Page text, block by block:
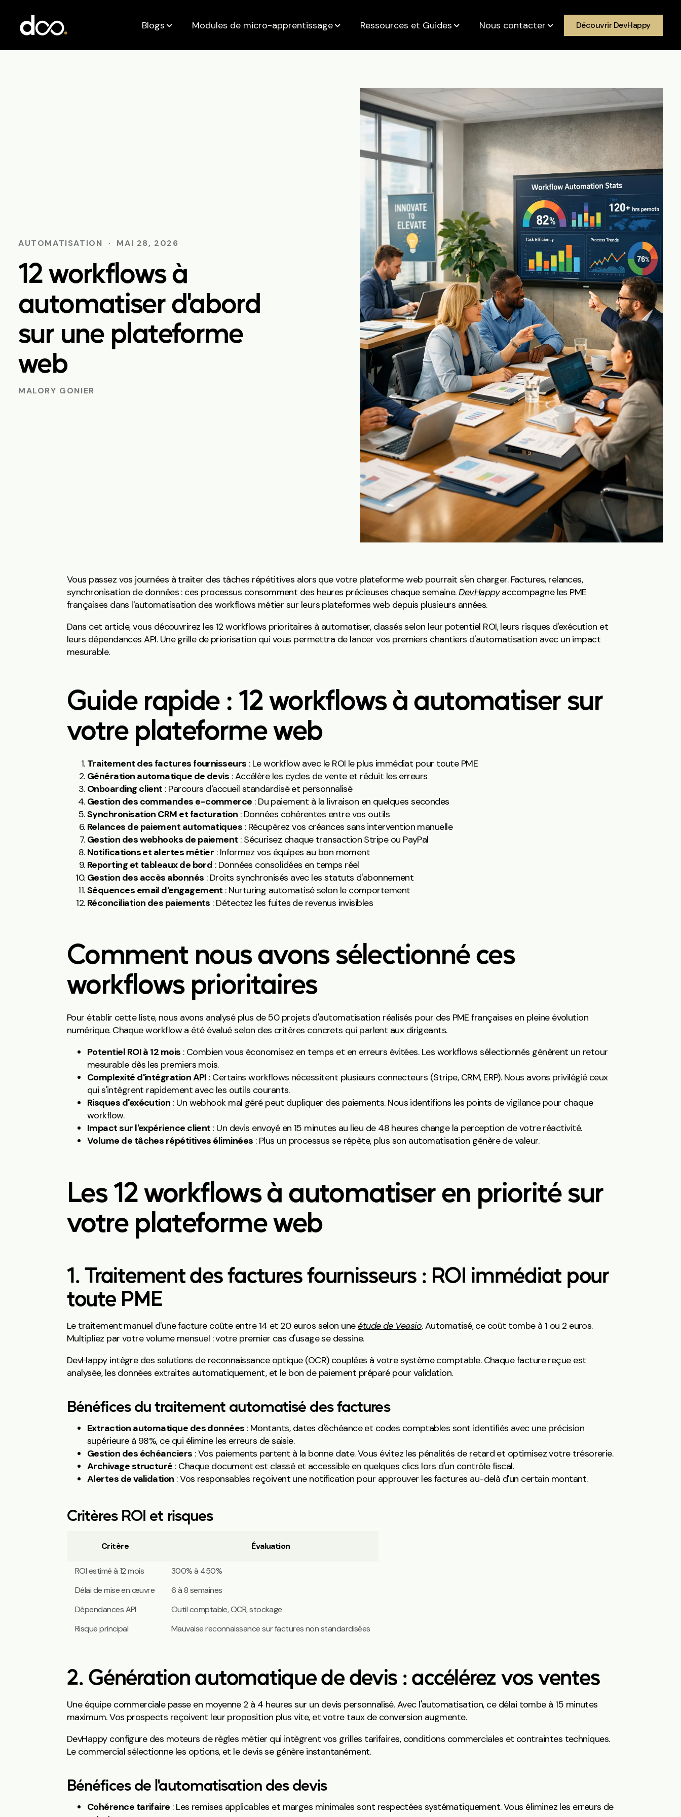
Blogs Modules de micro-apprentissage Ressources et Guides Nous contacter Découvrir DevHappy
AUTOMATISATION · MAI 28, 2026
12 workflows à
automatiser d'abord
sur une plateforme
web
MALORY GONIER
Vous passez vos journées à traiter des tâches répétitives alors que votre plateforme web pourrait s'en charger. Factures, relances,
synchronisation de données : ces processus consomment des heures précieuses chaque semaine.DevHappyaccompagne les PME
françaises dans l'automatisation des workflows métier sur leurs plateformes web depuis plusieurs années.
Dans cet article, vous découvrirez les 12 workflows prioritaires à automatiser, classés selon leur potentiel ROI, leurs risques d'exécution et
leurs dépendances API. Une grille de priorisation qui vous permettra de lancer vos premiers chantiers d'automatisation avec un impact
mesurable.
Guide rapide : 12 workflows à automatiser sur
votre plateforme web
Traitement des factures fournisseurs : Le workflow avec le ROI le plus immédiat pour toute PME
Génération automatique de devis : Accélère les cycles de vente et réduit les erreurs
Onboarding client : Parcours d'accueil standardisé et personnalisé
Gestion des commandes e-commerce : Du paiement à la livraison en quelques secondes
Synchronisation CRM et facturation : Données cohérentes entre vos outils
Relances de paiement automatiques : Récupérez vos créances sans intervention manuelle
Gestion des webhooks de paiement : Sécurisez chaque transaction Stripe ou PayPal
Notifications et alertes métier : Informez vos équipes au bon moment
Reporting et tableaux de bord : Données consolidées en temps réel
Gestion des accès abonnés : Droits synchronisés avec les statuts d'abonnement
Séquences email d'engagement : Nurturing automatisé selon le comportement
Réconciliation des paiements : Détectez les fuites de revenus invisibles
Comment nous avons sélectionné ces
workflows prioritaires
Pour établir cette liste, nous avons analysé plus de 50 projets d'automatisation réalisés pour des PME françaises en pleine évolution
numérique. Chaque workflow a été évalué selon des critères concrets qui parlent aux dirigeants.
Potentiel ROI à 12 mois : Combien vous économisez en temps et en erreurs évitées. Les workflows sélectionnés génèrent un retour
mesurable dès les premiers mois.
Complexité d'intégration API : Certains workflows nécessitent plusieurs connecteurs (Stripe, CRM, ERP). Nous avons privilégié ceux
qui s'intègrent rapidement avec les outils courants.
Risques d'exécution : Un webhook mal géré peut dupliquer des paiements. Nous identifions les points de vigilance pour chaque
workflow.
Impact sur l'expérience client : Un devis envoyé en 15 minutes au lieu de 48 heures change la perception de votre réactivité.
Volume de tâches répétitives éliminées : Plus un processus se répète, plus son automatisation génère de valeur.
Les 12 workflows à automatiser en priorité sur
votre plateforme web
1. Traitement des factures fournisseurs : ROI immédiat pour
toute PME
Le traitement manuel d'une facture coûte entre 14 et 20 euros selon uneétude de Veasio. Automatisé, ce coût tombe à 1 ou 2 euros.
Multipliez par votre volume mensuel : votre premier cas d'usage se dessine.
DevHappy intègre des solutions de reconnaissance optique (OCR) couplées à votre système comptable. Chaque facture reçue est
analysée, les données extraites automatiquement, et le bon de paiement préparé pour validation.
Bénéfices du traitement automatisé des factures
Extraction automatique des données : Montants, dates d'échéance et codes comptables sont identifiés avec une précision
supérieure à 98%, ce qui élimine les erreurs de saisie.
Gestion des échéanciers : Vos paiements partent à la bonne date. Vous évitez les pénalités de retard et optimisez votre trésorerie.
Archivage structuré : Chaque document est classé et accessible en quelques clics lors d'un contrôle fiscal.
Alertes de validation : Vos responsables reçoivent une notification pour approuver les factures au-delà d'un certain montant.
Critères ROI et risques
Critère Évaluation
ROI estimé à 12 mois
300% à 450%
Délai de mise en œuvre
6 à 8 semaines
Dépendances API
Outil comptable, OCR, stockage
Risque principal
Mauvaise reconnaissance sur factures non standardisées
2. Génération automatique de devis : accélérez vos ventes
Une équipe commerciale passe en moyenne 2 à 4 heures sur un devis personnalisé. Avec l'automatisation, ce délai tombe à 15 minutes
maximum. Vos prospects reçoivent leur proposition plus vite, et votre taux de conversion augmente.
DevHappy configure des moteurs de règles métier qui intègrent vos grilles tarifaires, conditions commerciales et contraintes techniques.
Le commercial sélectionne les options, et le devis se génère instantanément.
Bénéfices de l'automatisation des devis
Cohérence tarifaire : Les remises applicables et marges minimales sont respectées systématiquement. Vous éliminez les erreurs de